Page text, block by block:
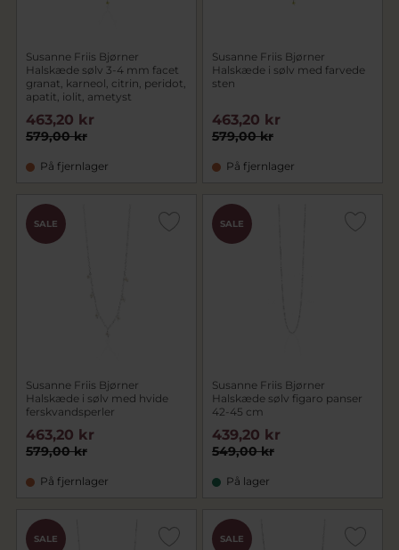
Susanne Friis Bjørner
Halskæde sølv 3-4 mm facet
granat, karneol, citrin, peridot,
apatit, iolit, ametyst
579,00 kr
463,20 kr
På fjernlager
Susanne Friis Bjørner
Halskæde i sølv med farvede
sten
579,00 kr
463,20 kr
På fjernlager
SALE
Susanne Friis Bjørner
Halskæde i sølv med hvide
ferskvandsperler
579,00 kr
463,20 kr
På fjernlager
SALE
Susanne Friis Bjørner
Halskæde sølv figaro panser
42-45 cm
549,00 kr
439,20 kr
På lager
SALE SALE